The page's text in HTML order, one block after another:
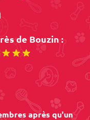
de Bouzin :
après qu'un